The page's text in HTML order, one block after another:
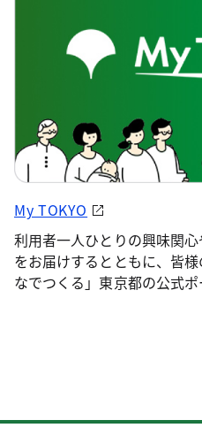
My TOKYO
利用者一人ひとりの興味関
をお届けするとともに、皆
なでつくる」東京都の公式ポ